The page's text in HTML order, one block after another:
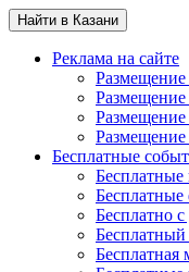
Найти в Казани
Реклама на сайте
Размещение
Размещение
Бесплатные
Бесплатные
Бесплатные
Бесплатно
Бесплатная